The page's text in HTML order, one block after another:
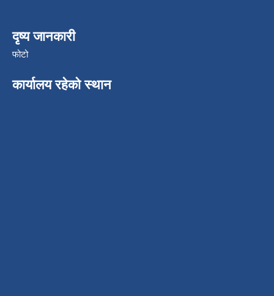
दृष्य जानकारी
फोटो
कार्यालय रहेको स्थान